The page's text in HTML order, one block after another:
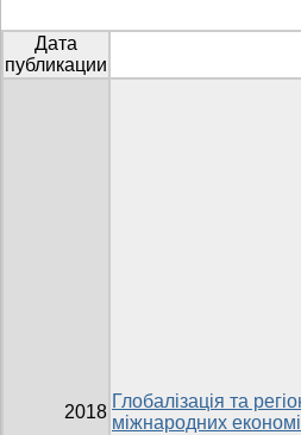
Дата
публикации
2018
Глобалізація та
міжнародних